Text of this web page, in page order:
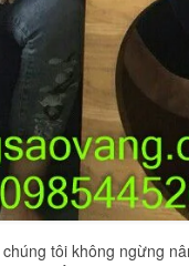
tôi không ngừng